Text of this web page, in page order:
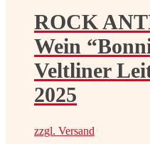
ROCK
Wein
Veltliner
2025
zzgl. Versand